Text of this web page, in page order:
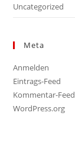
Uncategorized
Meta
Anmelden
Eintrags-Feed
Kommentar-Feed
WordPress.org